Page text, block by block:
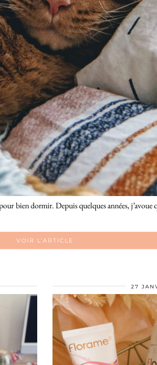
bien dormir. Depuis quelques années, j’avoue
VOIR L’ARTICLE
27